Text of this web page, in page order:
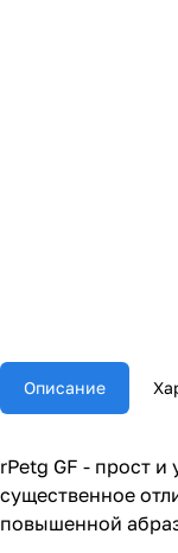
Описание
rPetg GF - прост
существенное
повышенной